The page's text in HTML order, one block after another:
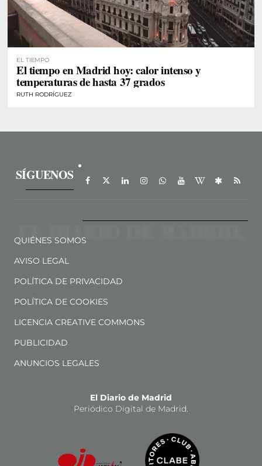
EL TIEMPO
El tiempo en Madrid hoy: calor intenso y
temperaturas de hasta 37 grados
RUTH RODRÍGUEZ
SÍGUENOS
QUIÉNES SOMOS
AVISO LEGAL
POLÍTICA DE PRIVACIDAD
POLÍTICA DE COOKIES
LICENCIA CREATIVE COMMONS
PUBLICIDAD
ANUNCIOS LEGALES
El Diario de Madrid
Periódico Digital de Madrid.